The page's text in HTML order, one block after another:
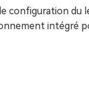
configuration du
intégré